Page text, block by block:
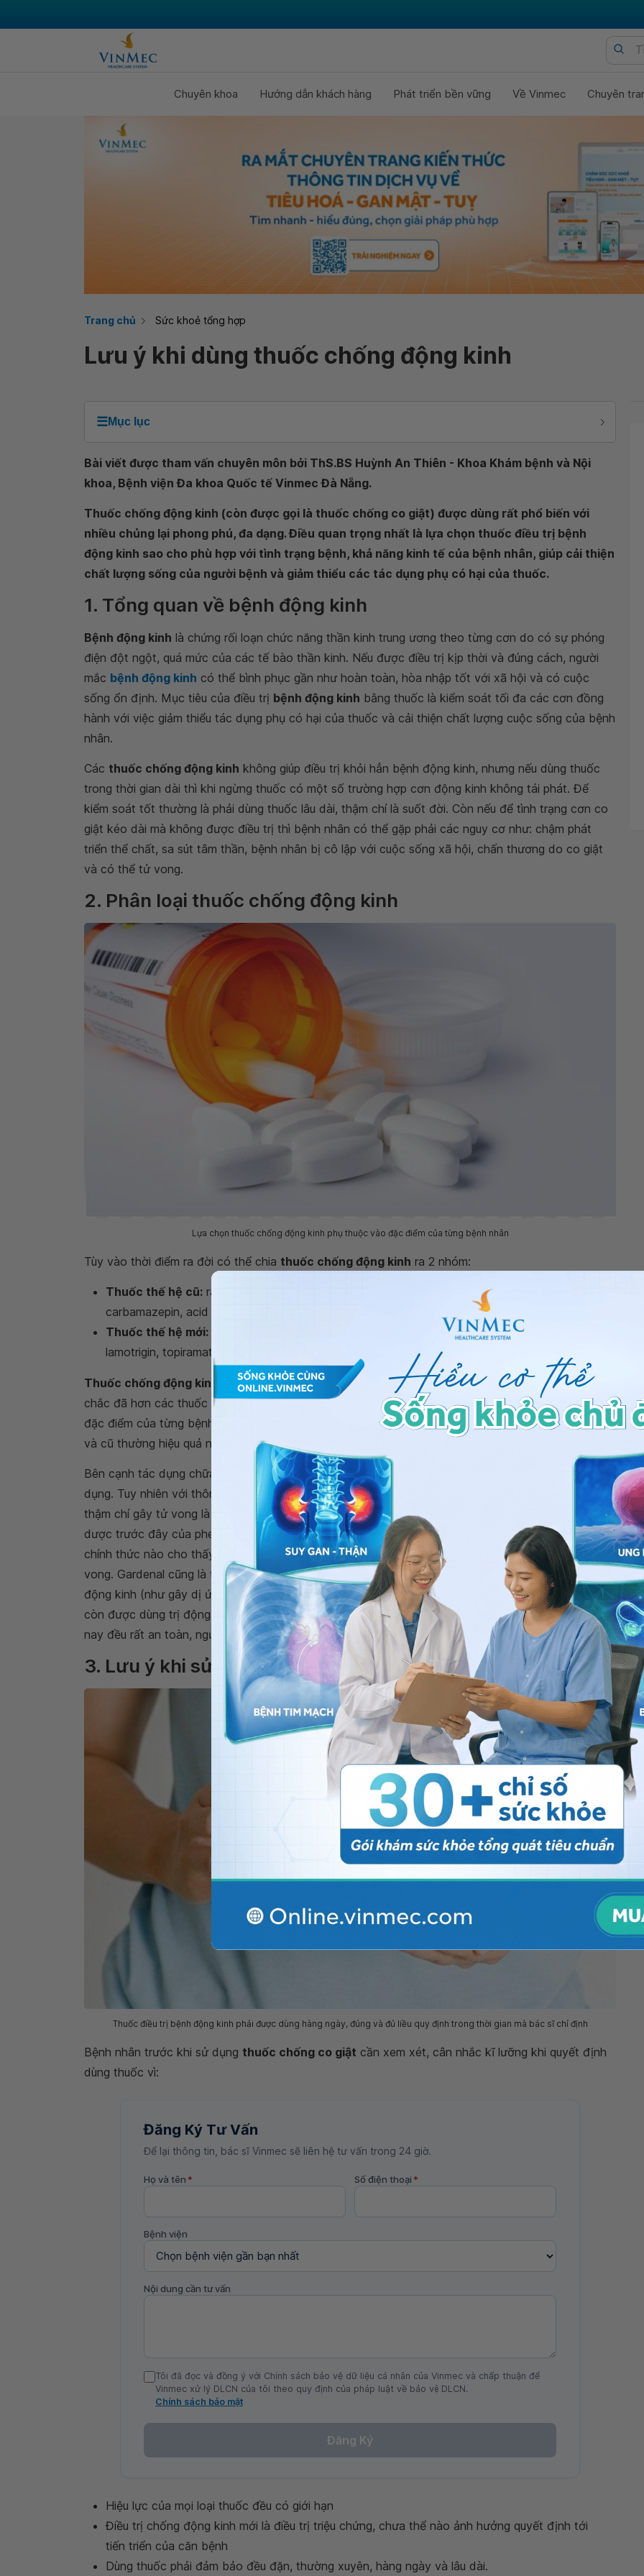
Chuyên khoa Hướng dẫn khách hàng Phát triển bền vững Về Vinmec Chuyên
Trang chủ Sức khoẻ tổng hợp
Lưu ý khi dùng thuốc chống động kinh
☰Mục lục
Bài viết được tham vấn chuyên môn bởi ThS.BS Huỳnh An Thiên - Khoa Khám bệnh và Nội
khoa, Bệnh viện Đa khoa Quốc tế Vinmec Đà Nẵng.
Thuốc chống động kinh (còn được gọi là thuốc chống co giật) được dùng rất phổ biến với
nhiều chủng lại phong phú, đa dạng. Điều quan trọng nhất là lựa chọn thuốc điều trị bệnh
động kinh sao cho phù hợp với tình trạng bệnh, khả năng kinh tế của bệnh nhân, giúp cải thiện
chất lượng sống của người bệnh và giảm thiểu các tác dụng phụ có hại của thuốc.
1. Tổng quan về bệnh động kinh
Bệnh động kinh là chứng rối loạn chức năng thần kinh trung ương theo từng cơn do có sự phóng
điện đột ngột, quá mức của các tế bào thần kinh. Nếu được điều trị kịp thời và đúng cách, người
mắc bệnh động kinh có thể bình phục gần như hoàn toàn, hòa nhập tốt với xã hội và có cuộc
sống ổn định. Mục tiêu của điều trị bệnh động kinh bằng thuốc là kiểm soát tối đa các cơn đồng
hành với việc giảm thiểu tác dụng phụ có hại của thuốc và cải thiện chất lượng cuộc sống của bệnh
nhân.
Các thuốc chống động kinh không giúp điều trị khỏi hẳn bệnh động kinh, nhưng nếu dùng thuốc
trong thời gian dài thì khi ngừng thuốc có một số trường hợp cơn động kinh không tái phát. Để
kiểm soát tốt thường là phải dùng thuốc lâu dài, thậm chí là suốt đời. Còn nếu để tình trạng cơn co
giật kéo dài mà không được điều trị thì bệnh nhân có thể gặp phải các nguy cơ như: chậm phát
triển thể chất, sa sút tâm thần, bệnh nhân bị cô lập với cuộc sống xã hội, chấn thương do co giật
và có thể tử vong.
2. Phân loại thuốc chống động kinh
Lựa chọn thuốc chống động kinh phụ thuộc vào đặc điểm của từng bệnh nhân
Tùy vào thời điểm ra đời có thể chia thuốc chống động kinh ra 2 nhóm:
Thuốc thế hệ cũ: ra đời cách nay đã lâu đời (từ năm những năm 1900) như phenobarbital,
carbamazepin, acid valproic, phenytoin hay valproat...
Thuốc thế hệ mới: ra đời trong thời gian gần đây (từ năm 2000 trở lại), gồm có: gabapentin,
lamotrigin, topiramat, oxcarbazepin, levetiracetam, pregabalin...
Thuốc chống động kinh
mới hơn có xu hướng ít tác dụng phụ hơn nhưng hiệu quả điều trị chưa
chắc đã hơn các thuốc thế hệ cũ. Bởi vì, sự lựa chọn
thuốc chống động kinhcòn phụ thuộc vào
đặc điểm của từng bệnh nhân, có người lại thích hợp với thuốc thế hệ cũ hơn. Cả 2 loại thuốc mới
và cũ thường hiệu quả như nhau trong quá trình mới điều trị động kinh.
Bên cạnh tác dụng chữa bệnh thì thuốc chống động kinh
có thể gây tác dụng phụ cho người sử
dụng. Tuy nhiên với thông tin nói rằng, thuốc chống động kinh có ảnh hưởng độc hại và trầm trọng,
thậm chí gây tử vong là hoàn toàn chưa đúng. Ngoại trừ có trường hợp dùng gardenal (tên biệt
dược trước đây của phenobarbital) với liều dùng cực cao để tự tử, thì cho tới nay chưa có báo cáo
chính thức nào cho thấy dùng
thuốc chống động kinhở liều điều trị lại làm cho bệnh nhân tử
vong. Gardenal cũng là thuốc gây tác dụng phụ có hại vào loại bậc nhất của nhóm thuốc chống
động kinh (như gây dị ứng nặng là hội chứng Lyell có thể đưa đến tử vong) và nay gần như không
còn được dùng trị động kinh nữa. Còn cácthuốc chống động kinh
khác đang được sử dụng hiện
nay đều rất an toàn, người bệnh có thể an tâm sử dụng để điều trị.
3. Lưu ý khi sử dụng thuốc chống động kinh
Thuốc điều trị bệnh động kinh phải được dùng hàng ngày, đúng và đủ liều quy định trong thời gian mà bác sĩ chỉ định
Bệnh nhân trước khi sử dụng thuốc chống co giật cần xem xét, cân nhắc kĩ lưỡng khi quyết định
dùng thuốc vì:
Đăng Ký Tư Vấn
Để lại thông tin, bác sĩ Vinmec sẽ liên hệ tư vấn trong 24 giờ.
Họ và tên * Số điện thoại *
Bệnh viện
Nội dung cần tư vấn
Tôi đã đọc và đồng ý với Chính sách bảo vệ dữ liệu cá nhân của Vinmec và chấp thuận để
Vinmec xử lý DLCN của tôi theo quy định của pháp luật về bảo vệ DLCN.
Chính sách bảo mật
Đăng Ký
Hiệu lực của mọi loại thuốc đều có giới hạn
Điều trị chống động kinh mới là điều trị triệu chứng, chưa thể nào ảnh hưởng quyết định tới
tiến triển của căn bệnh
Dùng thuốc phải đảm bảo đều đặn, thường xuyên, hàng ngày và lâu dài.